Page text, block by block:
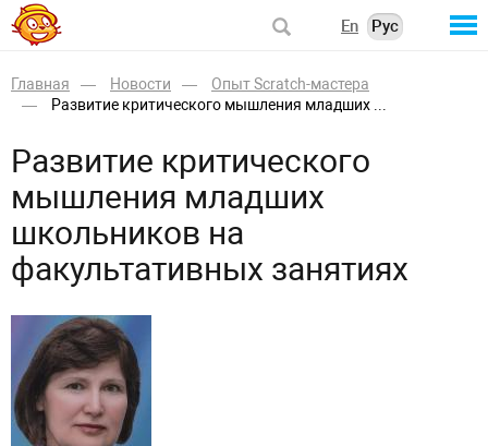
En Рус
Главная Новости
Опыт Scratch-мастера
Развитие критического мышления младших ...
Развитие критического
мышления младших
школьников на
факультативных занятиях